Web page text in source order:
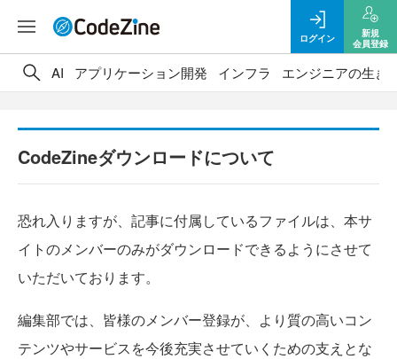
ログイン
新規
会員登録
AI アプリケーション開発 インフラ エンジニアの生き
CodeZineダウンロードについて
恐れ入りますが、記事に付属しているファイルは、本サ
イトのメンバーのみがダウンロードできるようにさせて
いただいております。
編集部では、皆様のメンバー登録が、より質の高いコン
テンツやサービスを今後充実させていくための支えとな